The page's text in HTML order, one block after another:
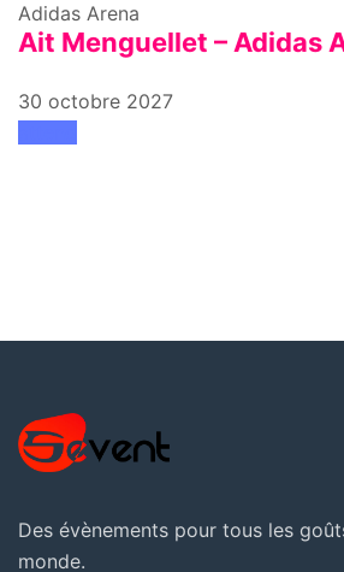
Adidas Arena
Ait Menguellet – Adidas
30 octobre 2027
Des évènements pour tous les
monde.